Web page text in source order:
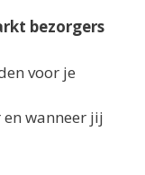
bezorgers
voor je
wanneer jij